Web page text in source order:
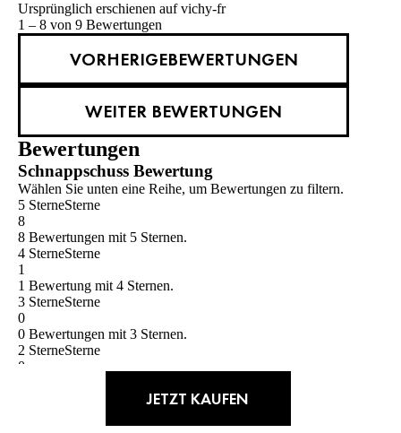
Ursprünglich erschienen auf vichy-fr
1 – 8 von 9 Bewertungen
VORHERIGEBEWERTUNGEN
WEITER BEWERTUNGEN
Bewertungen
Schnappschuss Bewertung
Wählen Sie unten eine Reihe, um Bewertungen zu filtern.
5 SterneSterne
8
8 Bewertungen mit 5 Sternen.
4 SterneSterne
1
1 Bewertung mit 4 Sternen.
3 SterneSterne
0
0 Bewertungen mit 3 Sternen.
2 SterneSterne
0
JETZT KAUFEN